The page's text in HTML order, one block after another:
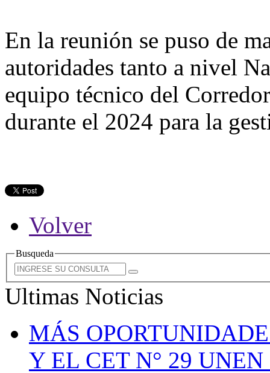
En la reunión se puso de
autoridades tanto a nivel
equipo técnico del
durante el 2024 para la
Volver
Busqueda
Ultimas Noticias
MÁS
Y EL CET N° 29